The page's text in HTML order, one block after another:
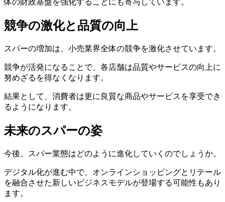
競争の激化と品質の向上
スパーの増加は、小売業界全体の競争を激化させています。
競争が活発になることで、各店舗は品質やサービスの向上に
努めざるを得なくなります。
結果として、消費者は更に良質な商品やサービスを享受でき
るようになります。
未来のスパーの姿
今後、スパー業態はどのように進化していくのでしょうか。
デジタル化が進む中で、オンラインショッピングとリテール
を融合させた新しいビジネスモデルが登場する可能性もあり
ます。